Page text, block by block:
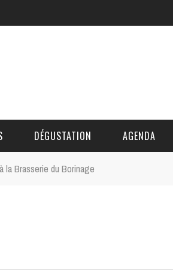
DÉGUSTATION AGENDA
la Brasserie du Borinage